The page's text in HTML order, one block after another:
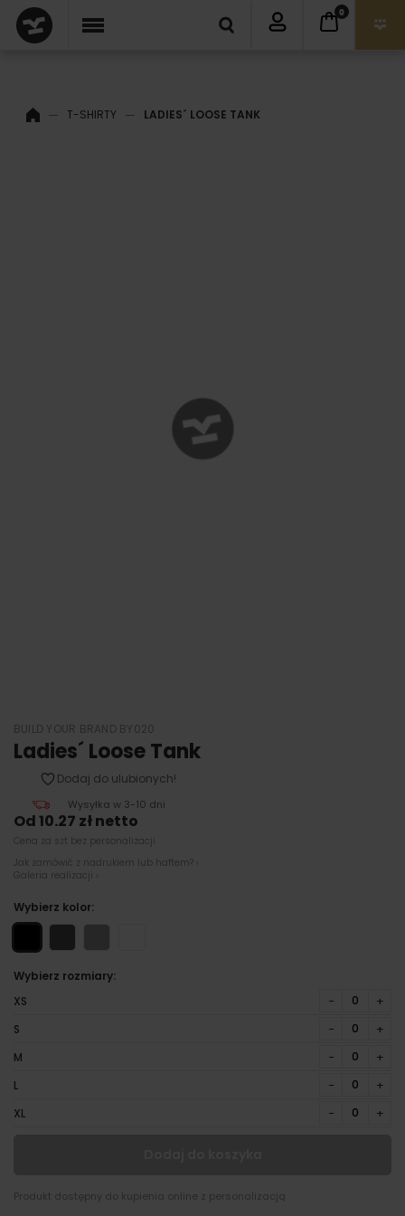
0
T-SHIRTY LADIES´ LOOSE TANK
BUILD YOUR BRAND BY020
Ladies´ Loose Tank
Dodaj do ulubionych!
Wysyłka w 3-10 dni
Od 10.27 zł netto
Cena za szt bez personalizacji
Jak zamówić z nadrukiem lub haftem? ›
Galeria realizacji ›
Wybierz kolor:
Wybierz rozmiary:
XS
− +
S − +
M − +
L − +
XL − +
Produkt dostępny do kupienia online z personalizacją